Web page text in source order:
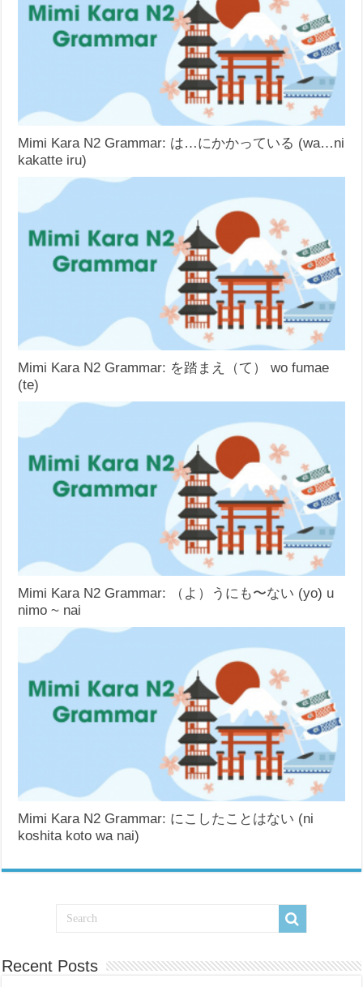
Mimi Kara N2 Grammar: は…にかかっている (wa…ni
kakatte iru)
Mimi Kara N2 Grammar: を踏まえ（て） wo fumae
(te)
Mimi Kara N2 Grammar: （よ）うにも〜ない (yo) u
nimo ~ nai
Mimi Kara N2 Grammar: にこしたことはない (ni
koshita koto wa nai)
Recent Posts